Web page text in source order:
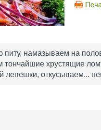
питу, намазываем на
тончайшие хрустящие
лепешки, откусываем...